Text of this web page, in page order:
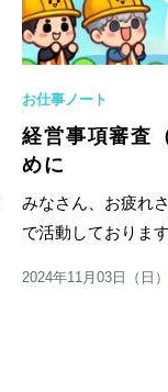
お仕事ノート
経営事項審査
めに
みなさん、お疲れ
で活動しておりま
2024年11月03日（日